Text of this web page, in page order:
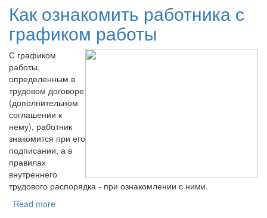
Как ознакомить работника с
графиком работы
С графиком
работы,
определенным в
трудовом договоре
(дополнительном
соглашении к
нему), работник
знакомится при его
подписании, а в
правилах
внутреннего
трудового распорядка - при ознакомлении с ними.
Read more